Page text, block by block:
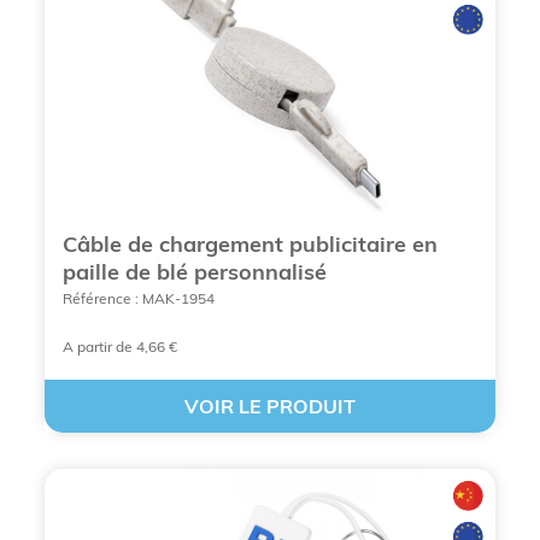
Câble de chargement publicitaire en
paille de blé personnalisé
Référence : MAK-1954
A partir de 4,66 €
VOIR LE PRODUIT